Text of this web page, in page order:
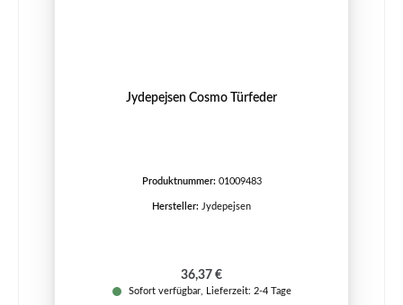
Jydepejsen Cosmo Türfeder
Produktnummer: 01009483
Hersteller: Jydepejsen
Regulärer Preis:
36,37 €
Sofort verfügbar, Lieferzeit: 2-4 Tage